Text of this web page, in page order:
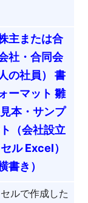
主または合
社・合同会
の社員） 書
ーマット 雛
本・サンプ
（会社設立
ル Excel）
書き）
ルで作成した